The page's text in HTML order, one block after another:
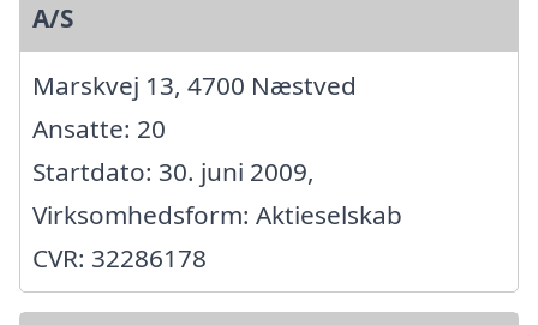
A/S
Marskvej 13, 4700 Næstved
Ansatte: 20
Startdato: 30. juni 2009,
Virksomhedsform: Aktieselskab
CVR: 32286178